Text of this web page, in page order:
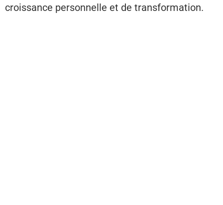
croissance personnelle et de transformation.